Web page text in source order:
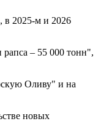
в 2025-м и 2026
– 55 000 тонн",
Оливу" и на
новых